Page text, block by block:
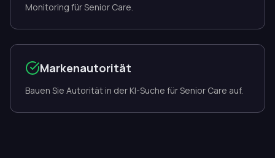
Monitoring für Senior Care.
Markenautorität
Bauen Sie Autorität in der KI-Suche für Senior Care auf.